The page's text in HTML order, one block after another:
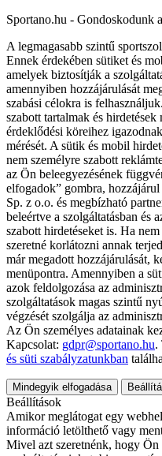
Sportano.hu - Gondoskodunk
A legmagasabb szintű
Ennek érdekében sütiket és
amelyek biztosítják a
amennyiben hozzájárulását
szabási célokra is
szabott tartalmak és
érdeklődési köreihez
mérését. A sütik és mobil
nem személyre szabott
az Ön beleegyezésének
elfogadok” gombra,
Sp. z o.o. és megbízható
beleértve a szolgáltatásban és
szabott hirdetéseket is. Ha
szeretné korlátozni annak
már megadott hozzájárulását,
menüpontra. Amennyiben a
azok feldolgozása az
szolgáltatások magas szintű
végzését szolgálja az
Az Ön személyes adatainak
Kapcsolat: gdpr@sportano.hu.
és süti szabályzatunkban
Mindegyik elfogadása
Beállítások
Amikor meglátogat egy
információ letölthető vagy
Mivel azt szeretnénk, hogy Ön